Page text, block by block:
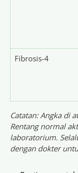
Fibrosis-4
Catatan: Angka di
Rentang normal
laboratorium.
dengan dokter